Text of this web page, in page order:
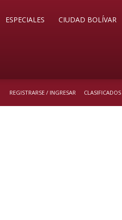
ESPECIALES CIUDAD BOLÍVAR
REGISTRARSE / INGRESAR CLASIFICADOS